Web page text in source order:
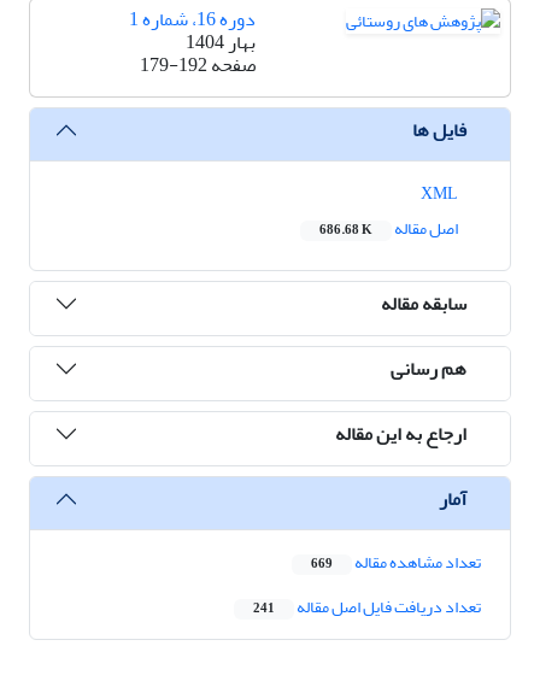
دوره 16، شماره 1
بهار 1404
صفحه179-192
فایل ها
اصل مقاله
686.68 K
سابقه مقاله
هم رسانی
ارجاع به این مقاله
آمار
تعداد مشاهده مقاله 669
تعداد دریافت فایل اصل مقاله 241